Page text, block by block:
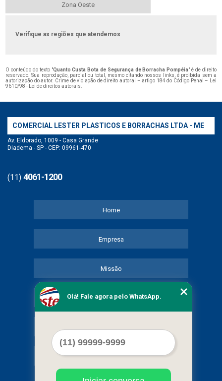
Zona Oeste
Verifique as regiões que atendemos
O conteúdo do texto "Quanto Custa Bota de Segurança de Borracha Pompéia" é de direito
reservado. Sua reprodução, parcial ou total, mesmo citando nossos links, é proibida sem a
autorização do autor. Crime de violação de direito autoral – artigo 184 do Código Penal –
Lei
9610/98 - Lei de direitos autorais
COMERCIAL LESTER PLASTICOS E BORRACHAS LTDA - ME
Av. Eldorado, 1009 - Casa Grande
Diadema - SP - CEP: 09961-470
(11) 4061-1200
Home
Empresa
Missão
Serviços
Mapa do site
Olá! Fale agora pelo WhatsApp.